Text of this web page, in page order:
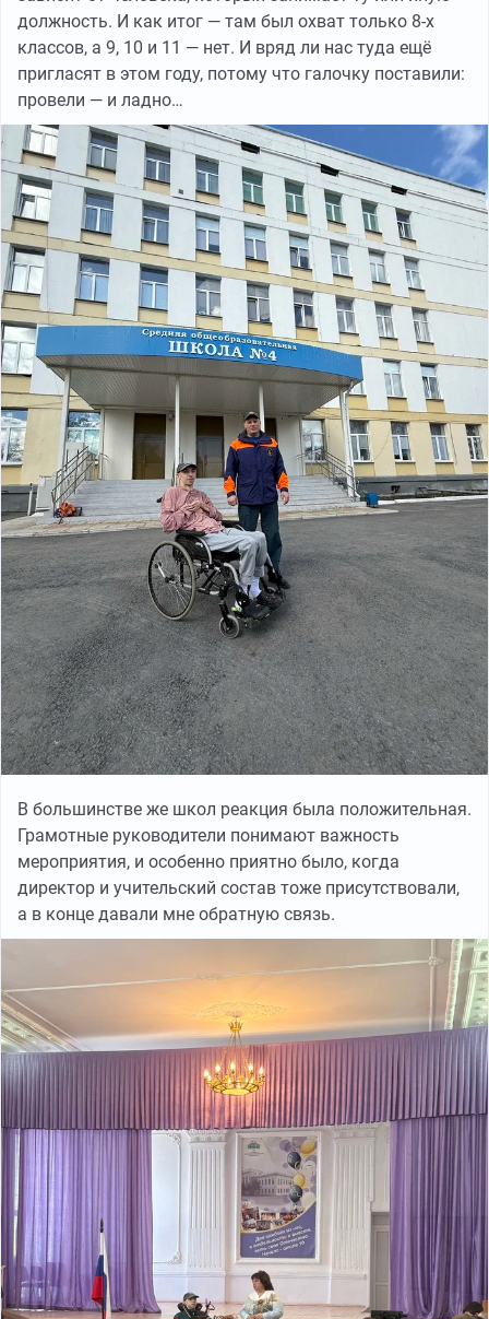
должность. И как итог — там был охват только 8-х
классов, а 9, 10 и 11 — нет. И вряд ли нас туда ещё
пригласят в этом году, потому что галочку поставили:
провели — и ладно…
В большинстве же школ реакция была положительная.
Грамотные руководители понимают важность
мероприятия, и особенно приятно было, когда
директор и учительский состав тоже присутствовали,
а в конце давали мне обратную связь.